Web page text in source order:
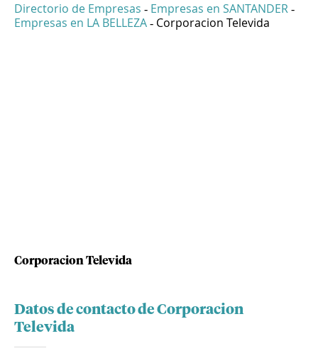
Directorio de Empresas - Empresas en SANTANDER -
Empresas en LA BELLEZA - Corporacion Televida
Corporacion Televida
Datos de contacto de Corporacion
Televida